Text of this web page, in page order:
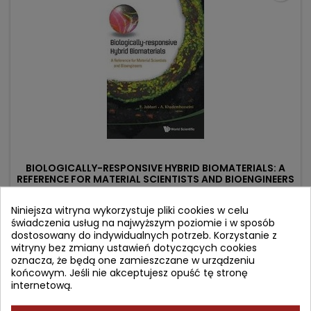
BIOLOGICALLY-RESPONSIVE HYBRID BIOMATERIALS: A
REFERENCE FOR MATERIAL SCIENTISTS AND BIOENGINEERS
Autor: Jabbari Esmaiel
(0)
Cena
759,78 złCena
podstawowa
844,20 zł
 Dodaj do koszyka
Niniejsza witryna wykorzystuje pliki cookies w celu
świadczenia usług na najwyższym poziomie i w sposób
dostosowany do indywidualnych potrzeb. Korzystanie z
witryny bez zmiany ustawień dotyczących cookies
oznacza, że będą one zamieszczane w urządzeniu
końcowym. Jeśli nie akceptujesz opuść tę stronę
internetową.